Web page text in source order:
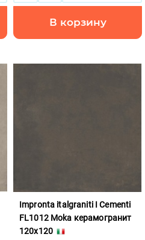
В корзину
Impronta italgraniti I Cementi
FL1012 Moka керамогранит
120x120